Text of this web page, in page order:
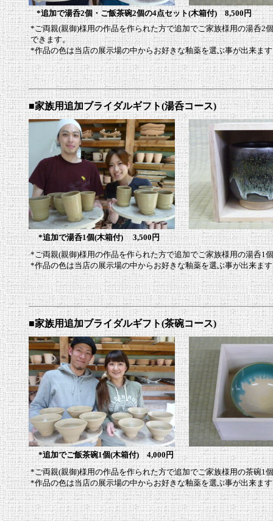
*追加で湯呑2個・ご飯茶碗2個の4点セット(木箱付) 8,500円
*ご両親(親御)様用の作品を作られた方で追加でご家族様用の湯呑2
できます。
*作品の色は当店の展示場の中からお好きな釉薬を選ぶ事が出来ま
■家族用追加ブライダルギフト(湯呑コース)
*追加で湯呑1個(木箱付)
3,500円
*ご両親(親御)様用の作品を作られた方で追加でご家族様用の湯呑1
*作品の色は当店の展示場の中からお好きな釉薬を選ぶ事が出来ま
■家族用追加ブライダルギフト(茶碗コース)
*追加でご飯茶碗1個(木箱付) 4,000円
*ご両親(親御)様用の作品を作られた方で追加でご家族様用の茶碗1
*作品の色は当店の展示場の中からお好きな釉薬を選ぶ事が出来ま